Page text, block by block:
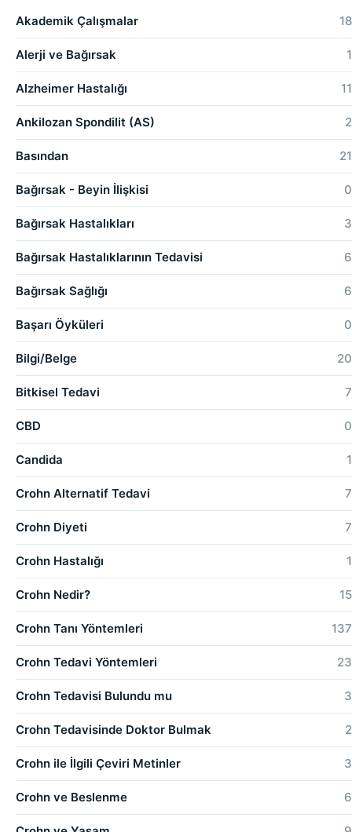
Akademik Çalışmalar 18
Alerji ve Bağırsak 1
Alzheimer Hastalığı 11
Ankilozan Spondilit (AS) 2
Basından 21
Bağırsak - Beyin İlişkisi 0
Bağırsak Hastalıkları 3
Bağırsak Hastalıklarının Tedavisi 6
Bağırsak Sağlığı 6
Başarı Öyküleri 0
Bilgi/Belge 20
Bitkisel Tedavi 7
CBD 0
Candida 1
Crohn Alternatif Tedavi 7
Crohn Diyeti 7
Crohn Hastalığı 1
Crohn Nedir? 15
Crohn Tanı Yöntemleri 137
Crohn Tedavi Yöntemleri 23
Crohn Tedavisi Bulundu mu 3
Crohn Tedavisinde Doktor Bulmak 2
Crohn ile İlgili Çeviri Metinler 3
Crohn ve Beslenme 6